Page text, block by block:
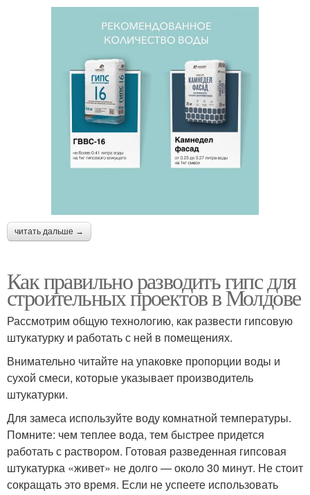
читать дальше →
Как правильно разводить гипс для
строительных проектов в Молдове
Рассмотрим общую технологию, как развести гипсовую
штукатурку и работать с ней в помещениях.
Внимательно читайте на упаковке пропорции воды и
сухой смеси, которые указывает производитель
штукатурки.
Для замеса используйте воду комнатной температуры.
Помните: чем теплее вода, тем быстрее придется
работать с раствором. Готовая разведенная гипсовая
штукатурка «живет» не долго — около 30 минут. Не стоит
сокращать это время. Если не успеете использовать